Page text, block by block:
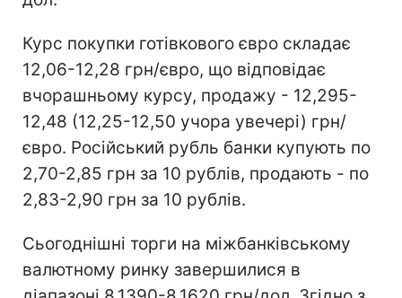
Курс покупки готівкового євро складає
12,06-12,28 грн/євро, що відповідає
вчорашньому курсу, продажу - 12,295-
12,48 (12,25-12,50 учора увечері) грн/
євро. Російський рубль банки купують по
2,70-2,85 грн за 10 рублів, продають - по
2,83-2,90 грн за 10 рублів.
Сьогоднішні торги на міжбанківському
валютному ринку завершилися в